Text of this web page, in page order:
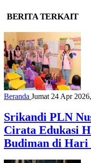
BERITA TERKAIT
Beranda Jumat 24 Apr
Srikandi PLN
Cirata Edukasi
Budiman di